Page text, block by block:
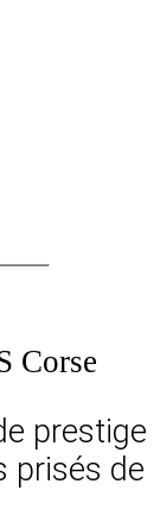
Corse
prestige
prisés de